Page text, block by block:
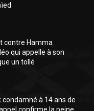
contre Hamma
qui appelle à son
un tollé
condamné à 14 ans de